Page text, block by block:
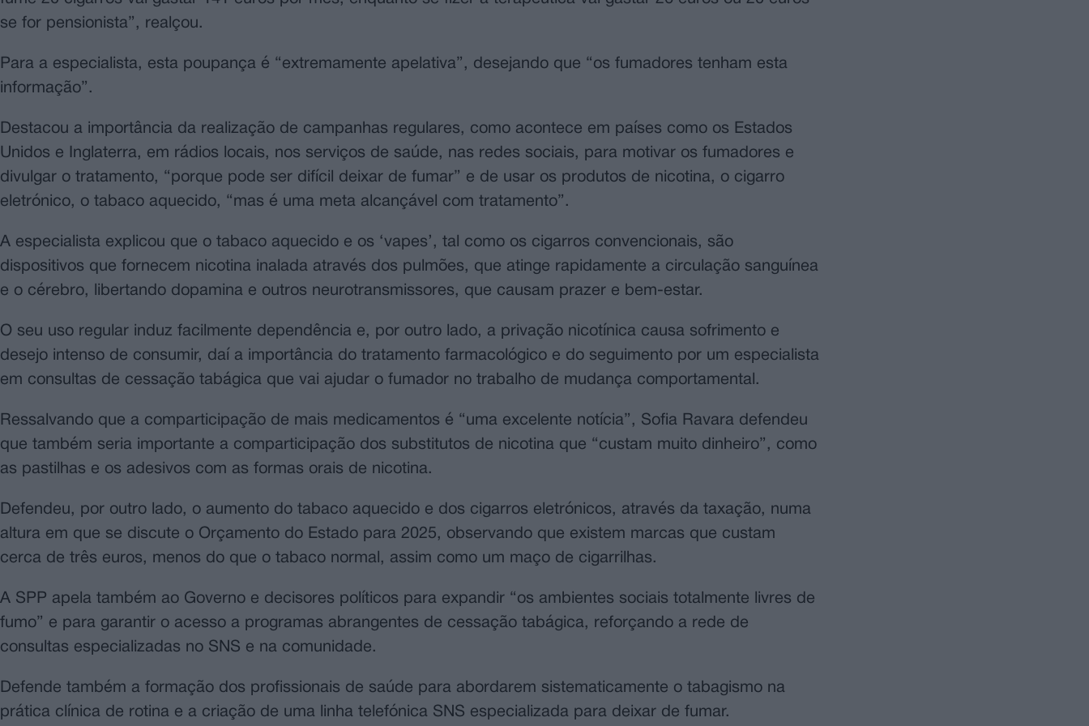
se for pensionista”, realçou.
Para a especialista, esta poupança é “extremamente apelativa”, desejando que “os fumadores tenham esta
informação”.
Destacou a importância da realização de campanhas regulares, como acontece em países como os Estados
Unidos e Inglaterra, em rádios locais, nos serviços de saúde, nas redes sociais, para motivar os fumadores e
divulgar o tratamento, “porque pode ser difícil deixar de fumar” e de usar os produtos de nicotina, o cigarro
eletrónico, o tabaco aquecido, “mas é uma meta alcançável com tratamento”.
A especialista explicou que o tabaco aquecido e os ‘vapes’, tal como os cigarros convencionais, são
dispositivos que fornecem nicotina inalada através dos pulmões, que atinge rapidamente a circulação sanguínea
e o cérebro, libertando dopamina e outros neurotransmissores, que causam prazer e bem-estar.
O seu uso regular induz facilmente dependência e, por outro lado, a privação nicotínica causa sofrimento e
desejo intenso de consumir, daí a importância do tratamento farmacológico e do seguimento por um especialista
em consultas de cessação tabágica que vai ajudar o fumador no trabalho de mudança comportamental.
Ressalvando que a comparticipação de mais medicamentos é “uma excelente notícia”, Sofia Ravara defendeu
que também seria importante a comparticipação dos substitutos de nicotina que “custam muito dinheiro”, como
as pastilhas e os adesivos com as formas orais de nicotina.
Defendeu, por outro lado, o aumento do tabaco aquecido e dos cigarros eletrónicos, através da taxação, numa
altura em que se discute o Orçamento do Estado para 2025, observando que existem marcas que custam
cerca de três euros, menos do que o tabaco normal, assim como um maço de cigarrilhas.
A SPP apela também ao Governo e decisores políticos para expandir “os ambientes sociais totalmente livres de
fumo” e para garantir o acesso a programas abrangentes de cessação tabágica, reforçando a rede de
consultas especializadas no SNS e na comunidade.
Defende também a formação dos profissionais de saúde para abordarem sistematicamente o tabagismo na
prática clínica de rotina e a criação de uma linha telefónica SNS especializada para deixar de fumar.